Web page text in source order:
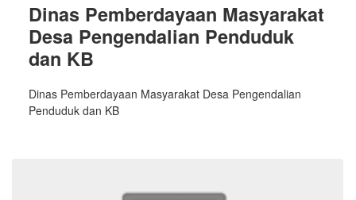
Dinas Pemberdayaan Masyarakat
Desa Pengendalian Penduduk
dan KB
Dinas Pemberdayaan Masyarakat Desa Pengendalian
Penduduk dan KB